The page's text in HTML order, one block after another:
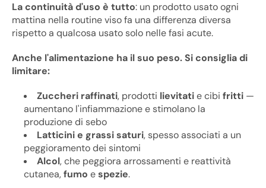
La continuità d'uso è tutto: un prodotto usato ogni
mattina nella routine viso fa una differenza diversa
rispetto a qualcosa usato solo nelle fasi acute.
Anche l'alimentazione ha il suo peso. Si consiglia di
limitare:
Zuccheri raffinati, prodotti lievitatie cibi fritti —
aumentano l'infiammazione e stimolano la
produzione di sebo
Latticini e grassi saturi, spesso associati a un
peggioramento dei sintomi
Alcol, che peggiora arrossamenti e reattività
cutanea,fumo espezie.